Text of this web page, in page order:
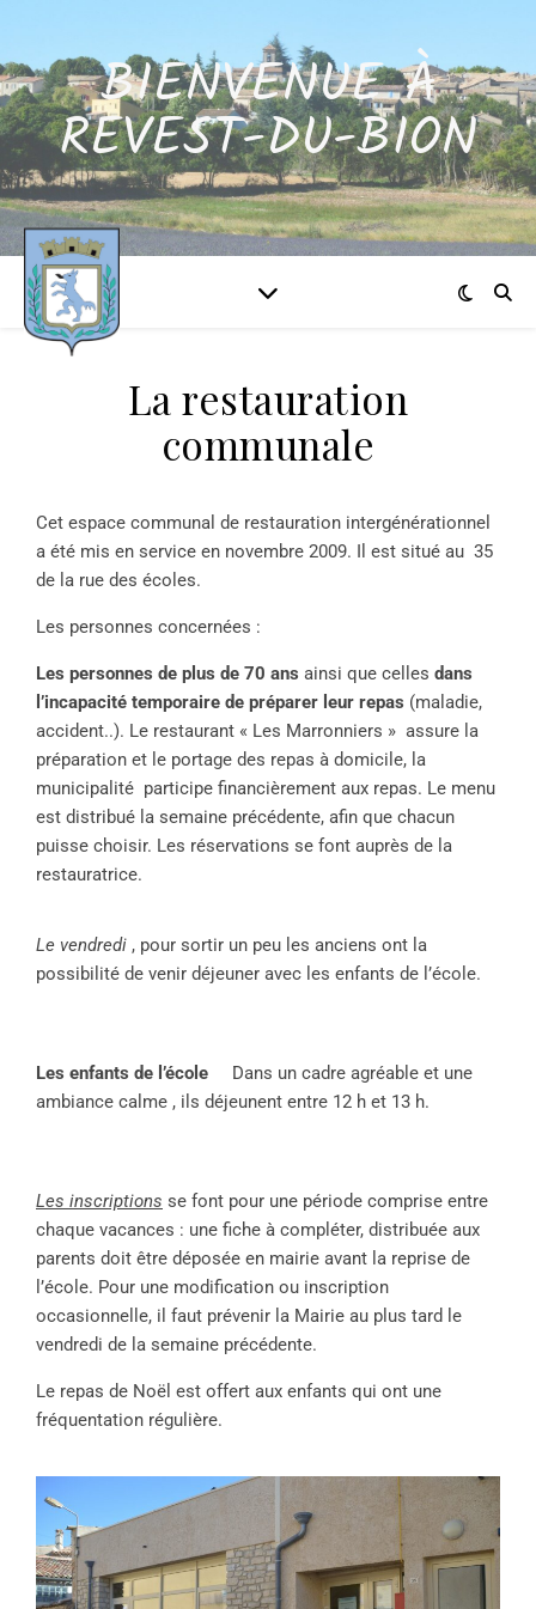
BIENVENUE À
REVEST-DU-BION
La restauration
communale
Cet espace communal de restauration intergénérationnel
a été mis en service en novembre 2009. Il est situé au 35
de la rue des écoles.
Les personnes concernées :
Les personnes de plus de 70 ans ainsi que celles dans
l’incapacité temporaire de préparer leur repas (maladie,
accident..). Le restaurant « Les Marronniers » assure la
préparation et le portage des repas à domicile, la
municipalité participe financièrement aux repas. Le menu
est distribué la semaine précédente, afin que chacun
puisse choisir. Les réservations se font auprès de la
restauratrice.
Le vendredi , pour sortir un peu les anciens ont la
possibilité de venir déjeuner avec les enfants de l’école.
Les enfants de l’école Dans un cadre agréable et une
ambiance calme , ils déjeunent entre 12 h et 13 h.
Les inscriptions se font pour une période comprise entre
chaque vacances : une fiche à compléter, distribuée aux
parents doit être déposée en mairie avant la reprise de
l’école. Pour une modification ou inscription
occasionnelle, il faut prévenir la Mairie au plus tard le
vendredi de la semaine précédente.
Le repas de Noël est offert aux enfants qui ont une
fréquentation régulière.